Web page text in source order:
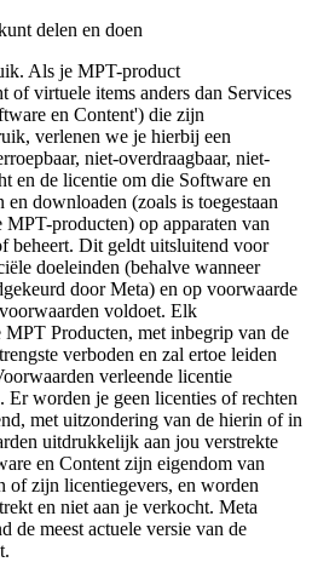
delen en doen
. Als je MPT-product
of virtuele items anders dan Services
en Content') die zijn
verlenen we je hierbij een
niet-overdraagbaar, niet-
en de licentie om die Software en
downloaden (zoals is toegestaan
producten) op apparaten van
beheert. Dit geldt uitsluitend voor
doeleinden (behalve wanneer
door Meta) en op voorwaarde
voldoet. Elk
Producten, met inbegrip van de
verboden en zal ertoe leiden
verleende licentie
worden je geen licenties of rechten
met uitzondering van de hierin of in
uitdrukkelijk aan jou verstrekte
en Content zijn eigendom van
of zijn licentiegevers, en worden
en niet aan je verkocht. Meta
de meest actuele versie van de